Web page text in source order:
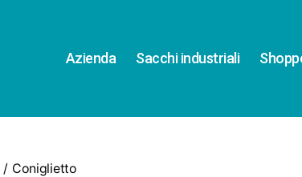
Azienda Sacchi industriali
/ Coniglietto